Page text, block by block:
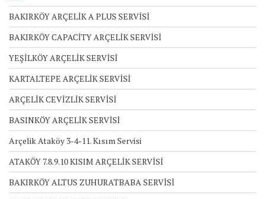
BAKIRKÖY ARÇELİK A PLUS SERVİSİ
BAKIRKÖY CAPACİTY ARÇELİK SERVİSİ
YEŞİLKÖY ARÇELİK SERVİSİ
KARTALTEPE ARÇELİK SERVİSİ
ARÇELİK CEVİZLİK SERVİSİ
BASINKÖY ARÇELİK SERVİSİ
Arçelik Ataköy 3-4-11. Kısım Servisi
ATAKÖY 7.8.9.10 KISIM ARÇELİK SERVİSİ
BAKIRKÖY ALTUS ZUHURATBABA SERVİSİ